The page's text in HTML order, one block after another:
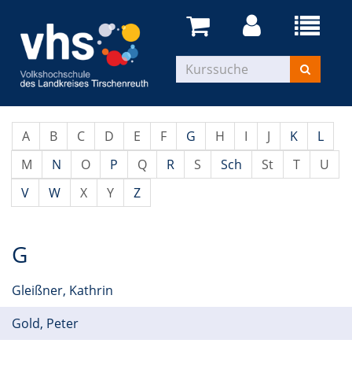
A B C D E F G H I J K
L
M
N O P Q R S Sch St T
U
V
W X Y Z
G
Gleißner, Kathrin
Gold, Peter